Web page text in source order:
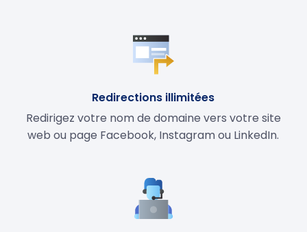
Redirections illimitées
Redirigez votre nom de domaine vers votre site
web ou page Facebook, Instagram ou LinkedIn.